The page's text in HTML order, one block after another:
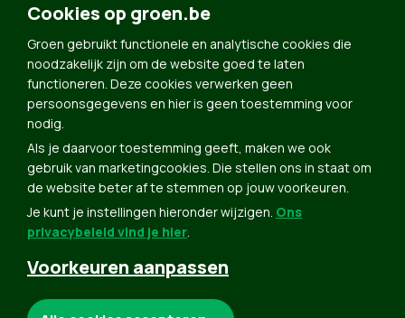
Doe Mee
Contact
Groen in je buurt
Meldpunt
Word lid
Agenda
Bekijk kalender
Verleng je lidmaatschap
Programma oktober 2024
Programma juni 2024
Downloads
Cookies op groen.be
Groen gebruikt functionele en analytische cookies die
noodzakelijk zijn om de website goed te laten
functioneren. Deze cookies verwerken geen
persoonsgegevens en hier is geen toestemming voor
nodig.
Als je daarvoor toestemming geeft, maken we ook
gebruik van marketingcookies. Die stellen ons in staat om
de website beter af te stemmen op jouw voorkeuren.
Je kunt je instellingen hieronder wijzigen. Ons
privacybeleid vind je hier.
Voorkeuren aanpassen